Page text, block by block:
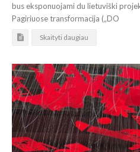
bus eksponuojami du lietuviški
Pagiriuose transformacija („DO
Skaityti daugiau